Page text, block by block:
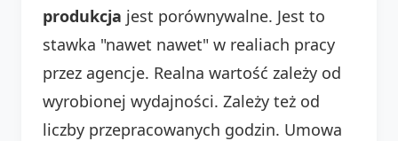
produkcja jest porównywalne. Jest to
stawka "nawet nawet" w realiach pracy
przez agencje. Realna wartość zależy od
wyrobionej wydajności. Zależy też od
liczby przepracowanych godzin. Umowa